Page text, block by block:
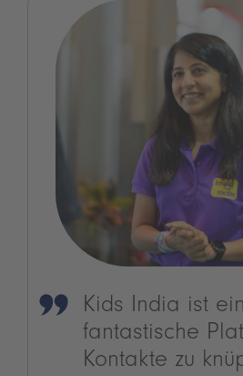
Kids India ist
fantastische
Kontakte zu